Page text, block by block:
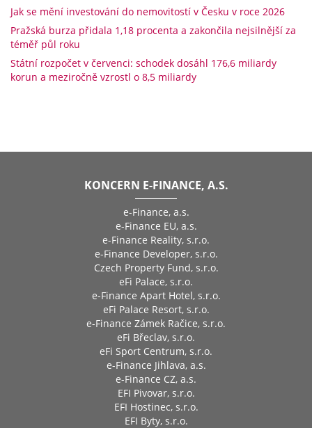
Jak se mění investování do nemovitostí v Česku v roce 2026
Pražská burza přidala 1,18 procenta a zakončila nejsilnější za
téměř půl roku
Státní rozpočet v červenci: schodek dosáhl 176,6 miliardy
korun a meziročně vzrostl o 8,5 miliardy
KONCERN E-FINANCE, A.S.
e-Finance, a.s.
e-Finance EU, a.s.
e-Finance Reality, s.r.o.
e-Finance Developer, s.r.o.
Czech Property Fund, s.r.o.
eFi Palace, s.r.o.
e-Finance Apart Hotel, s.r.o.
eFi Palace Resort, s.r.o.
e-Finance Zámek Račice, s.r.o.
eFi Břeclav, s.r.o.
eFi Sport Centrum, s.r.o.
e-Finance Jihlava, a.s.
e-Finance CZ, a.s.
EFI Pivovar, s.r.o.
EFI Hostinec, s.r.o.
EFI Byty, s.r.o.